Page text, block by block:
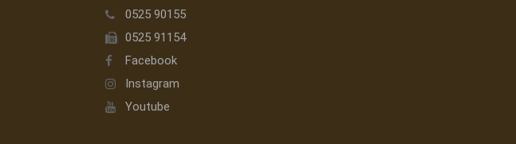
0525 90155
0525 91154
Facebook
Instagram
Youtube